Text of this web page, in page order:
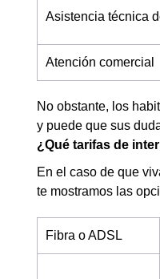
Asistencia técnica
Atención comercial
No obstante, los
y puede que sus
¿Qué tarifas de
En el caso de que
te mostramos las
Fibra o ADSL